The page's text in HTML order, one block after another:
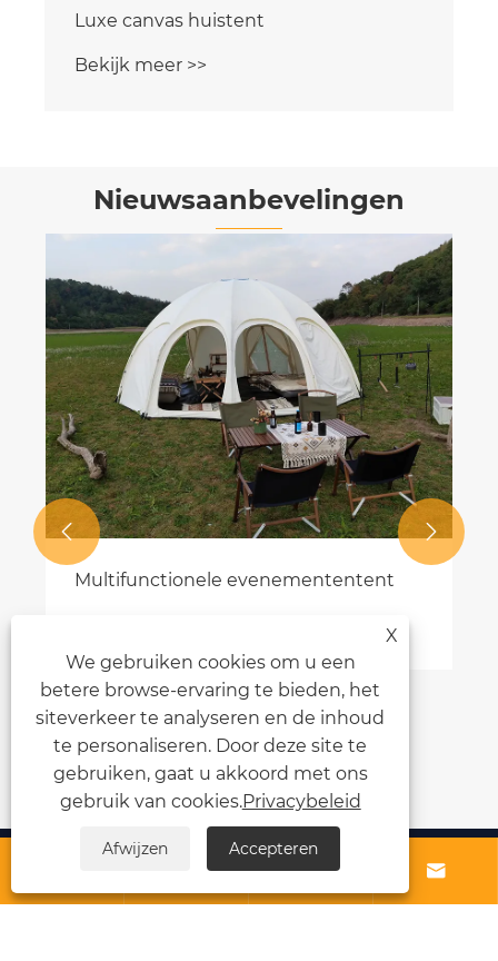
Luxe canvas huistent
Bekijk meer >>
Nieuwsaanbevelingen
Multifunctionele evenemententent
 
Over ons  
X
We gebruiken cookies om u een
betere browse-ervaring te bieden, het
siteverkeer te analyseren en de inhoud
te personaliseren. Door deze site te
gebruiken, gaat u akkoord met ons
gebruik van cookies.Privacybeleid
Afwijzen Accepteren